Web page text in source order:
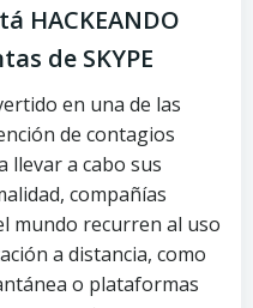
HACKEANDO
de SKYPE
en una de las
de contagios
llevar a cabo sus
compañías
mundo recurren al uso
a distancia, como
o plataformas